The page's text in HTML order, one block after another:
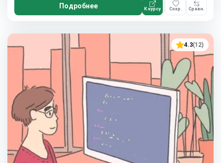
Подробнее К курсу Сохр. Сравн.
4.3(12)